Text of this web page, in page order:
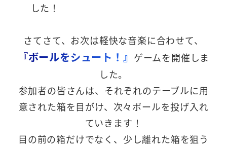
した！
さてさて、お次は軽快な音楽に合わせて、
『ボールをシュート！』 ゲームを開催しま
した。
参加者の皆さんは、それぞれのテーブルに用
意された箱を目がけ、次々ボールを投げ入れ
ていきます！
目の前の箱だけでなく、少し離れた箱を狙う